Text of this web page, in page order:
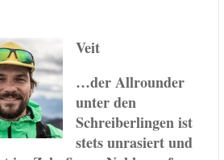
Veit
…der Allrounder
unter den
Schreiberlingen ist
stets unrasiert und